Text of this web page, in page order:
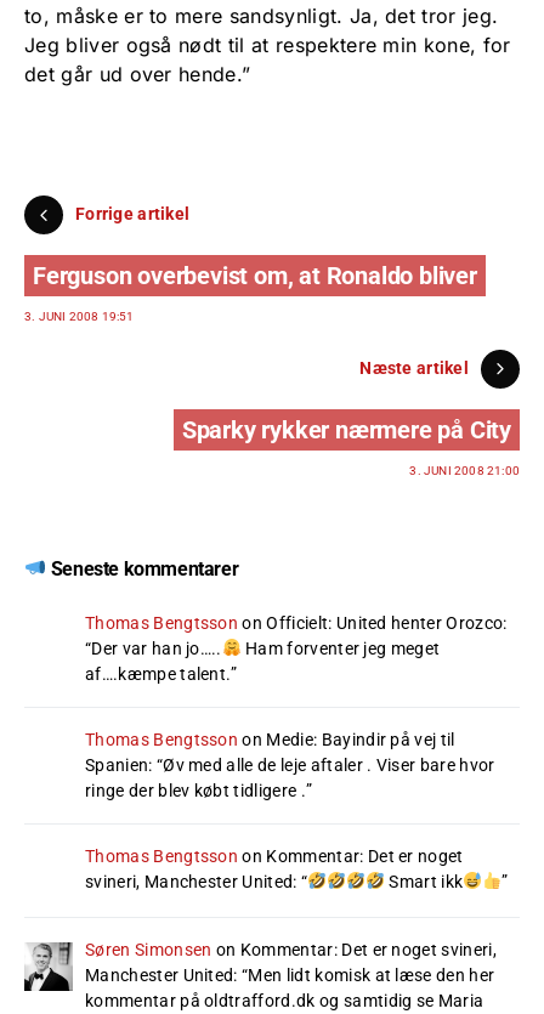
to, måske er to mere sandsynligt. Ja, det tror jeg.
Jeg bliver også nødt til at respektere min kone, for
det går ud over hende.”
Forrige artikel
Ferguson overbevist om, at Ronaldo bliver
3. JUNI 2008 19:51
Næste artikel
Sparky rykker nærmere på City
3. JUNI 2008 21:00
Seneste kommentarer
Thomas Bengtsson onOfficielt: United henter Orozco:
“Der var han jo…..
Ham forventer jeg meget
af….kæmpe talent.”
Thomas Bengtsson on Medie: Bayindir på vej til
Spanien: “Øv med alle de leje aftaler . Viser bare hvor
ringe der blev købt tidligere .”
Thomas Bengtsson on Kommentar: Det er noget
svineri, Manchester United: “ Smart ikk ”
Søren Simonsen on Kommentar: Det er noget svineri,
Manchester United: “Men lidt komisk at læse den her
kommentar på oldtrafford.dk og samtidig se Maria